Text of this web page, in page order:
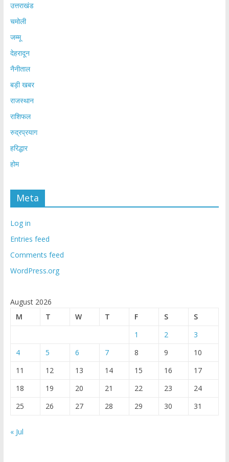
उत्तराखंड
चमोली
जम्मू
देहरादून
नैनीताल
बड़ी खबर
राजस्थान
राशिफल
रुद्रप्रयाग
हरिद्धार
होम
Meta
Log in
Entries feed
Comments feed
WordPress.org
August 2026
M
T W T F S
S
1
2
3
4
5 6 7 8 9
10
11
12 13 14 15 16
17
18
19 20 21 22 23
24
25
26 27 28 29 30 31
« Jul